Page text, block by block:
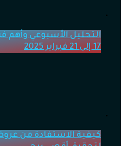
التحليل الأسبوعي وأهم
17 إلى 21 فبراير 2025
كيفية الاستفادة من